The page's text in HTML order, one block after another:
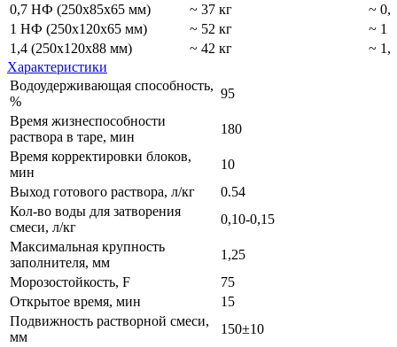
0,7 НФ (250х85х65 мм)
~ 37 кг
~
1 НФ (250х120х65 мм)
~ 52 кг
~ 1
1,4 (250х120х88 мм)
~ 42 кг
~
Характеристики
Водоудерживающая способность,
%
95
Время жизнеспособности
раствора в таре, мин
180
Время корректировки блоков,
мин
10
Выход готового раствора, л/кг
0.54
Кол-во воды для затворения
смеси, л/кг
0,10-0,15
Максимальная крупность
заполнителя, мм
1,25
Морозостойкость, F
75
Открытое время, мин
15
Подвижность растворной смеси,
мм
150±10